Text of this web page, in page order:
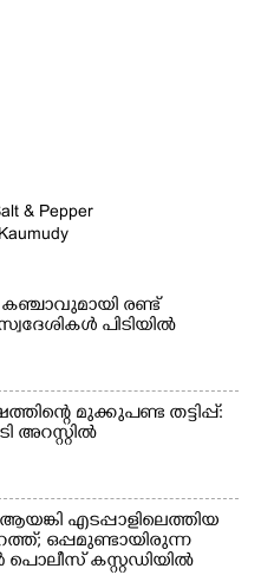
കഞ്ചാവുമായി രണ്ട്
പിടിയിൽ
മുക്കുപണ്ട തട്ടിപ്പ്:
അറസ്റ്റിൽ
എടപ്പാളിലെത്തിയ
ഒപ്പമുണ്ടായിരുന്ന
കസ്റ്റഡിയിൽ